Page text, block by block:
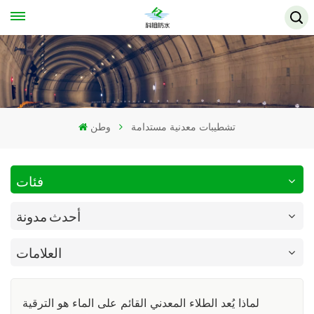
وطن تشطيبات معدنية مستدامة
فئات
أحدث مدونة
العلامات
لماذا يُعد الطلاء المعدني القائم على الماء هو الترقية